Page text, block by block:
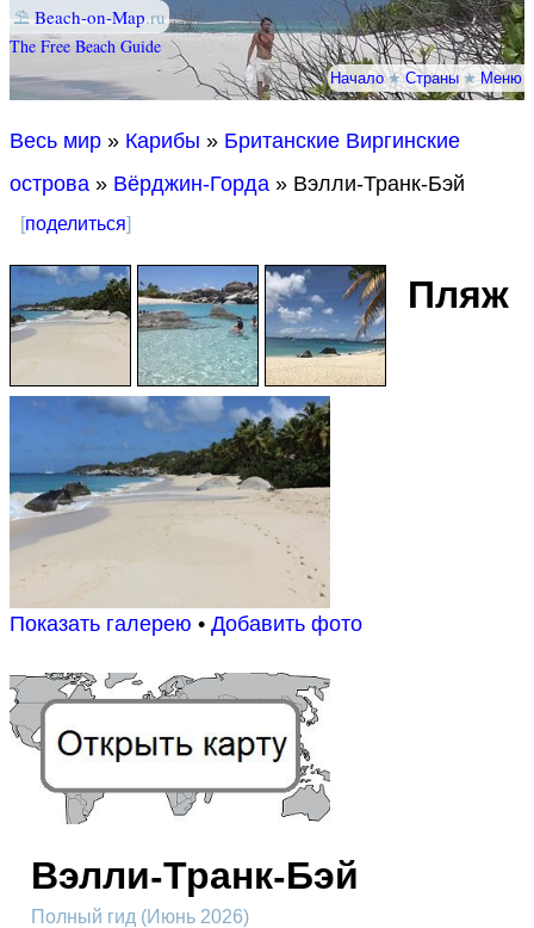
⛱ Beach-on-Map.ru
The Free Beach Guide
Начало★Страны★Меню
Весь мир » Карибы » Британские Виргинские
острова » Вёрджин-Горда » Вэлли-Транк-Бэй
[поделиться]
Показать галерею • Добавить фото
Пляж
Вэлли-Транк-Бэй
Полный гид (Июнь 2026)